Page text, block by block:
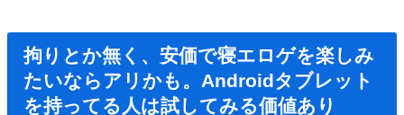
拘りとか無く、安価で寝エロゲを楽しみ
たいならアリかも。Androidタブレット
を持ってる人は試してみる価値あり